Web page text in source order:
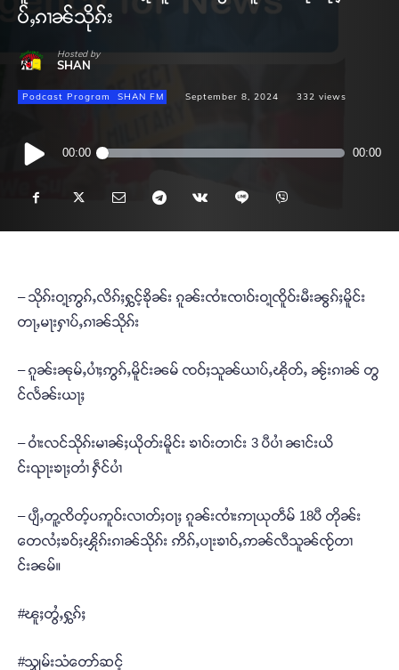
ပ်ႇၵၢၼ်သိုၵ်း
Hosted by
SHAN
Podcast Program SHAN FM September 8, 2024 332 views
Audio
Player
00:00 00:00
– သိုၵ်းဝႃ့ဢွၵ်ႇလိၵ်ႈႁွင့်ၶိုၼ်း ၵူၼ်းၸၢႆးၸၢဝ်းဝႃ့ၸိူဝ်းမီးၼွၵ်ႈမိူင်း
တႃႇမႃးႁၢပ်ႇၵၢၼ်သိုၵ်း
– ၵူၼ်းၼုမ်ႇပၢႆႈဢွၵ်ႇမိူင်းၼမ် ၸဝ်ႈသူၼ်ယၢပ်ႇၽိုတ်ႇ ၼႂ်းၵၢၼ် တွ
င်လႅၼ်းယႃႈ
– ဝၢႆးလင်သိုၵ်းမၢၼ်ႈယိုတ်းမိူင်း ၶၢဝ်းတၢင်း 3 ပီပၢႆ ၼၢင်းယိ
င်းၺႃးၶႃႈတၢႆ ႁဵင်ပၢႆ
– ပျီႇတူ့ၸိတ့်ပဢူဝ်းလၢတ်ႈဝႃႈ ၵူၼ်းၸၢႆးဢႃယုတဵမ် 18ပီ တိုၼ်း
တေလႆႈၶဝ်ႈၾိုၵ်းၵၢၼ်သိုၵ်း ဢိၵ်ႇပႃးၶၢဝ်ႇဢၼ်လီသူၼ်ၸႂ်တၢ
င်းၼမ်။
#ၽူႈတွႆႇႁွၵ်ႈ
#သျှမ်းသံတော်ဆင့်